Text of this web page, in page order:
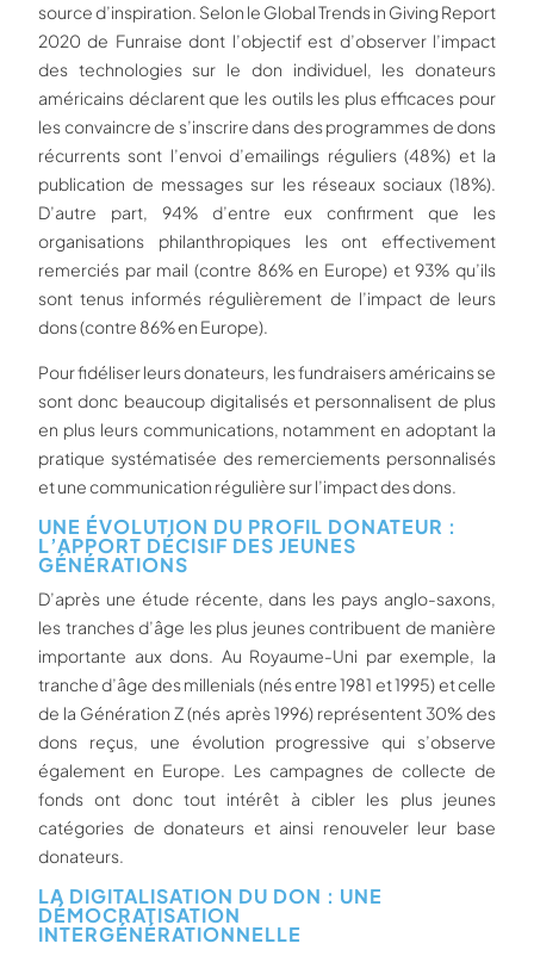
source d’inspiration. Selon le Global Trends in Giving Report
2020 de Funraise dont l’objectif est d’observer l’impact
des technologies sur le don individuel, les donateurs
américains déclarent que les outils les plus efficaces pour
les convaincre de s’inscrire dans des programmes de dons
récurrents sont l’envoi d’emailings réguliers (48%) et la
publication de messages sur les réseaux sociaux (18%).
D’autre part, 94% d’entre eux confirment que les
organisations philanthropiques les ont effectivement
remerciés par mail (contre 86% en Europe) et 93% qu’ils
sont tenus informés régulièrement de l’impact de leurs
dons (contre 86% en Europe).
Pour fidéliser leurs donateurs, les fundraisers américains se
sont donc beaucoup digitalisés et personnalisent de plus
en plus leurs communications, notamment en adoptant la
pratique systématisée des remerciements personnalisés
et une communication régulière sur l’impact des dons.
UNE ÉVOLUTION DU PROFIL DONATEUR :
L’APPORT DÉCISIF DES JEUNES
GÉNÉRATIONS
D’après une étude récente, dans les pays anglo-saxons,
les tranches d’âge les plus jeunes contribuent de manière
importante aux dons. Au Royaume-Uni par exemple, la
tranche d’âge des millenials (nés entre 1981 et 1995) et celle
de la Génération Z (nés après 1996) représentent 30% des
dons reçus, une évolution progressive qui s’observe
également en Europe. Les campagnes de collecte de
fonds ont donc tout intérêt à cibler les plus jeunes
catégories de donateurs et ainsi renouveler leur base
donateurs.
LA DIGITALISATION DU DON : UNE
DÉMOCRATISATION
INTERGÉNÉRATIONNELLE